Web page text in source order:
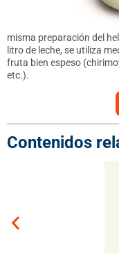
misma preparación del
litro de leche, se utiliza
fruta bien espeso
etc.).
Contenidos